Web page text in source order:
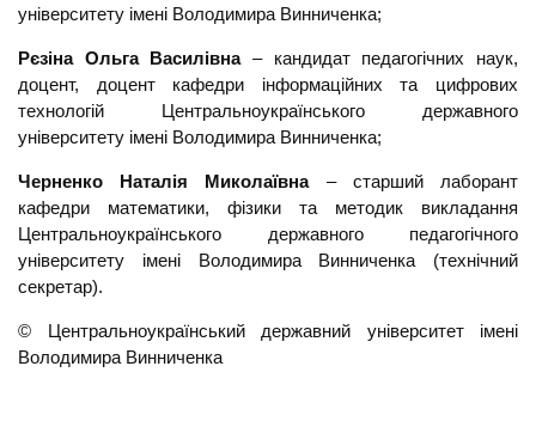
університету імені Володимира Винниченка;
Рєзіна Ольга Василівна– кандидат педагогічних наук,
доцент, доцент кафедри інформаційних та цифрових
технологій Центральноукраїнського державного
університету імені Володимира Винниченка;
Черненко Наталія Миколаївна– старший лаборант
кафедри математики, фізики та методик викладання
Центральноукраїнського державного педагогічного
університету імені Володимира Винниченка (технічний
секретар).
© Центральноукраїнський державний університет імені
Володимира Винниченка